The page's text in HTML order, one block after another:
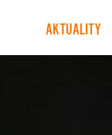
AKTUALITY